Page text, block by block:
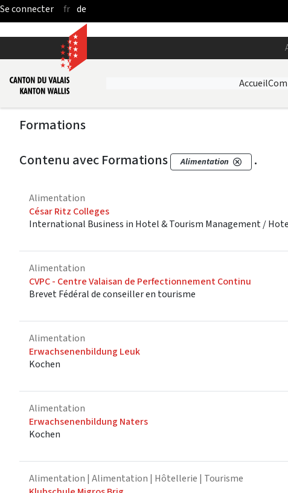
Saut au contenu principal
fr de
Accueil
Formations
Contenu avec Formations
Alimentation .
Alimentation
César Ritz Colleges
International Business in Hotel & Tourism Management /
Alimentation
CVPC - Centre Valaisan de Perfectionnement Continu
Brevet Fédéral de conseiller en tourisme
Alimentation
Erwachsenenbildung Leuk
Kochen
Alimentation
Erwachsenenbildung Naters
Kochen
Alimentation | Alimentation | Hôtellerie | Tourisme